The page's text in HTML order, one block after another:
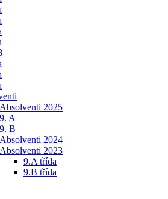
Absolventi 2025
9. A
9. B
Absolventi 2024
Absolventi 2023
9.A třída
9.B třída